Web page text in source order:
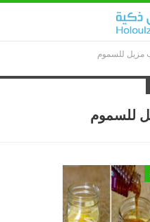
مزيل للسموم
للسموم